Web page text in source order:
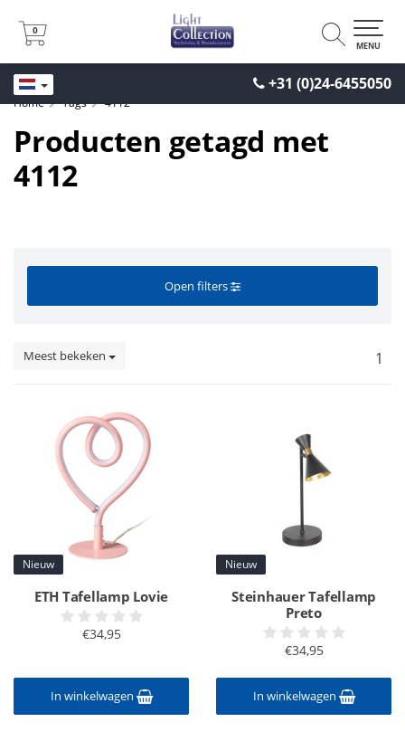
+31 (0)24-6455050
0
0
MENU
Home Tags 4112
Producten getagd met
4112
Open filters
Meest bekeken 1
Nieuw
ETH Tafellamp Lovie
€34,95
In winkelwagen
Nieuw
Steinhauer Tafellamp
Preto
€34,95
In winkelwagen